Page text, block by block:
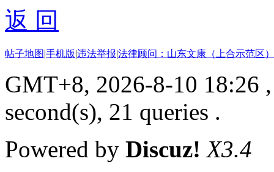
返 回
帖子地图|手机版|违法举报|法律顾问：山东文康（上合示范区
GMT+8, 2026-8-10 18:26
second(s), 21 queries .
Powered by Discuz! X3.4